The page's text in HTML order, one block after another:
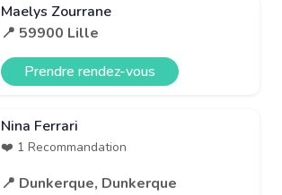
Maelys Zourrane
📍 59900 Lille
Prendre rendez-vous
Nina Ferrari
❤️ 1 Recommandation
📍 Dunkerque, Dunkerque